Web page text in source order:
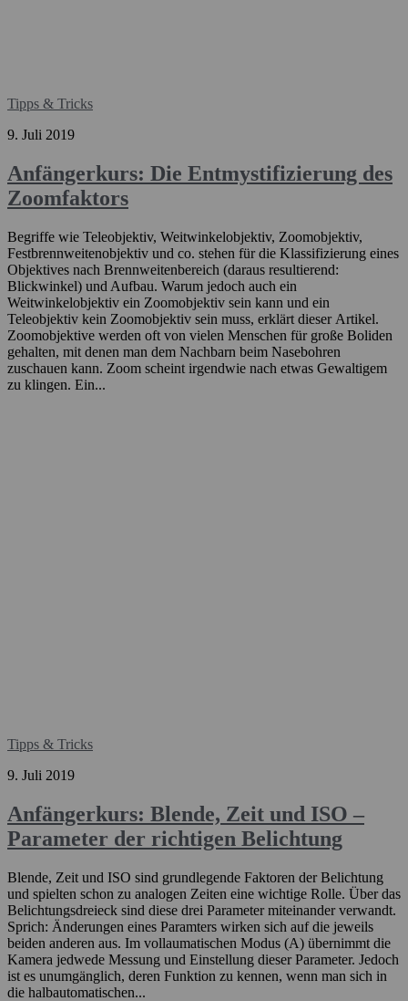
Tipps & Tricks
9. Juli 2019
Anfängerkurs: Die Entmystifizierung des
Zoomfaktors
Begriffe wie Teleobjektiv, Weitwinkelobjektiv, Zoomobjektiv,
Festbrennweitenobjektiv und co. stehen für die Klassifizierung eines
Objektives nach Brennweitenbereich (daraus resultierend:
Blickwinkel) und Aufbau. Warum jedoch auch ein
Weitwinkelobjektiv ein Zoomobjektiv sein kann und ein
Teleobjektiv kein Zoomobjektiv sein muss, erklärt dieser Artikel.
Zoomobjektive werden oft von vielen Menschen für große Boliden
gehalten, mit denen man dem Nachbarn beim Nasebohren
zuschauen kann. Zoom scheint irgendwie nach etwas Gewaltigem
zu klingen. Ein...
Tipps & Tricks
9. Juli 2019
Anfängerkurs: Blende, Zeit und ISO –
Parameter der richtigen Belichtung
Blende, Zeit und ISO sind grundlegende Faktoren der Belichtung
und spielten schon zu analogen Zeiten eine wichtige Rolle. Über das
Belichtungsdreieck sind diese drei Parameter miteinander verwandt.
Sprich: Änderungen eines Paramters wirken sich auf die jeweils
beiden anderen aus. Im vollaumatischen Modus (A) übernimmt die
Kamera jedwede Messung und Einstellung dieser Parameter. Jedoch
ist es unumgänglich, deren Funktion zu kennen, wenn man sich in
die halbautomatischen...